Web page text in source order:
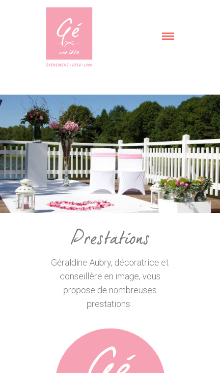
Prestations
Géraldine Aubry, décoratrice et
conseillère en image, vous
propose de nombreuses
prestations :